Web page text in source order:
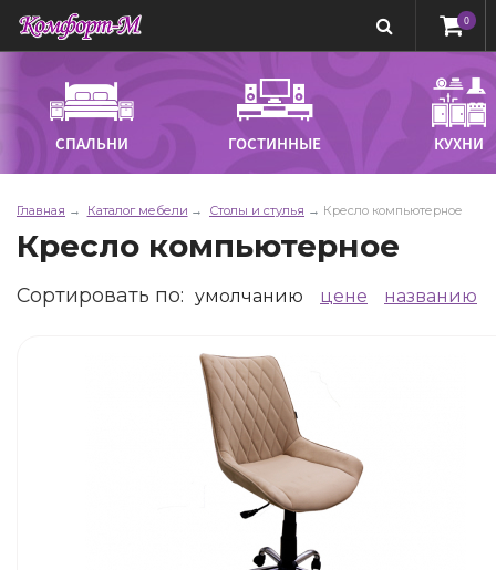
0
СПАЛЬНИ ГОСТИННЫЕ КУХНИ
Главная Каталог мебели Столы и стулья Кресло компьютерное
Кресло компьютерное
Сортировать по: умолчанию цене названию